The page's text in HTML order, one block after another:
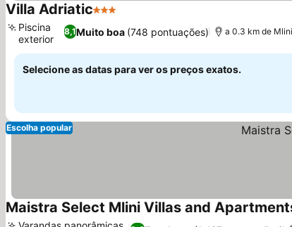
Villa Adriatic3 Estrelas
8,1Muito boa (748 pontuações)
Piscina
exterior
a 0.3 km de Mlini
Selecione as datas para ver os preços exatos.
Escolha popular
Maistra Select Mlini Villas and